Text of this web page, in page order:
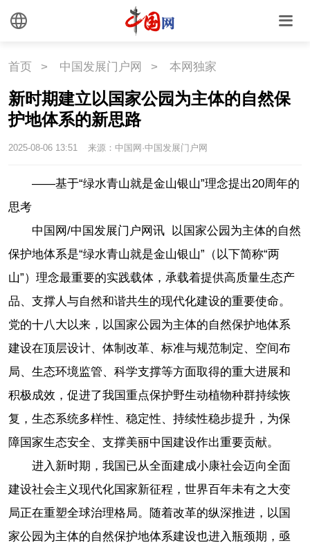
首页 > 中国发展门户网 > 本网独家
新时期建立以国家公园为主体的自然保
护地体系的新思路
2025-08-06 13:51 来源：中国网·中国发展门户网
——基于“绿水青山就是金山银山”理念提出20周年的
思考
中国网/中国发展门户网讯 以国家公园为主体的自然
保护地体系是“绿水青山就是金山银山”（以下简称“两
山”）理念最重要的实践载体，承载着提供高质量生态产
品、支撑人与自然和谐共生的现代化建设的重要使命。
党的十八大以来，以国家公园为主体的自然保护地体系
建设在顶层设计、体制改革、标准与规范制定、空间布
局、生态环境监管、科学支撑等方面取得的重大进展和
积极成效，促进了我国重点保护野生动植物种群持续恢
复，生态系统多样性、稳定性、持续性稳步提升，为保
障国家生态安全、支撑美丽中国建设作出重要贡献。
进入新时期，我国已从全面建成小康社会迈向全面
建设社会主义现代化国家新征程，世界百年未有之大变
局正在重塑全球治理格局。随着改革的纵深推进，以国
家公园为主体的自然保护地体系建设也进入瓶颈期，亟